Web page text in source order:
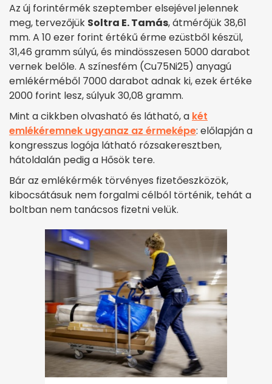
Az új forintérmék szeptember elsejével jelennek
meg, tervezőjük Soltra E. Tamás, átmérőjük 38,61
mm. A 10 ezer forint értékű érme ezüstből készül,
31,46 gramm súlyú, és mindösszesen 5000 darabot
vernek belőle. A színesfém (Cu75Ni25) anyagú
emlékérméből 7000 darabot adnak ki, ezek értéke
2000 forint lesz, súlyuk 30,08 gramm.
Mint a cikkben olvasható és látható, a két
emlékéremnek ugyanaz az érmeképe: előlapján a
kongresszus logója látható rózsakeresztben,
hátoldalán pedig a Hősök tere.
Bár az emlékérmék törvényes fizetőeszközök,
kibocsátásuk nem forgalmi célból történik, tehát a
boltban nem tanácsos fizetni velük.